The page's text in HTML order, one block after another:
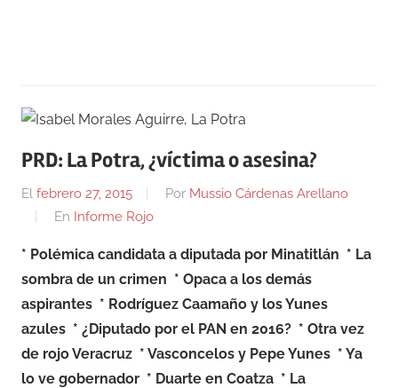
PRD: La Potra, ¿víctima o asesina?
El febrero 27, 2015 Por Mussio Cárdenas Arellano
En Informe Rojo
* Polémica candidata a diputada por Minatitlán * La
sombra de un crimen * Opaca a los demás
aspirantes * Rodríguez Caamaño y los Yunes
azules * ¿Diputado por el PAN en 2016? * Otra vez
de rojo Veracruz * Vasconcelos y Pepe Yunes * Ya
lo ve gobernador * Duarte en Coatza * La